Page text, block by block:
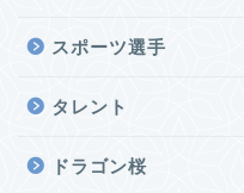
スポーツ選手
タレント
ドラゴン桜